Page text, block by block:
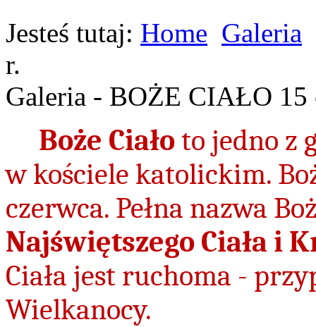
Jesteś tutaj: Home Galeria
r.
Galeria - BOŻE CIAŁO 15
Boże Ciałoto jedno z
w kościele katolickim.
czerwca. Pełna nazwa
Najświętszego Ciała i
Ciała jest ruchoma -
Wielkanocy.